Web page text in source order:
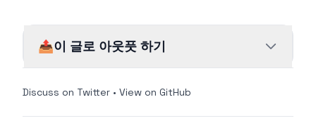
📤이 글로 아웃풋 하기
Discuss on Twitter • View on GitHub